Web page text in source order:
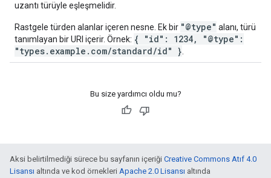
uzantı türüyle eşleşmelidir.
Rastgele türden alanlar içeren nesne. Ek bir "@type" alanı, türü
tanımlayan bir URI içerir. Örnek: { "id": 1234, "@type":
"types.example.com/standard/id" }
Bu size yardımcı oldu mu?
Aksi belirtilmediği sürece bu sayfanın içeriği Creative Commons Atıf 4.0
Lisansı altında ve kod örnekleri Apache 2.0 Lisansı altında